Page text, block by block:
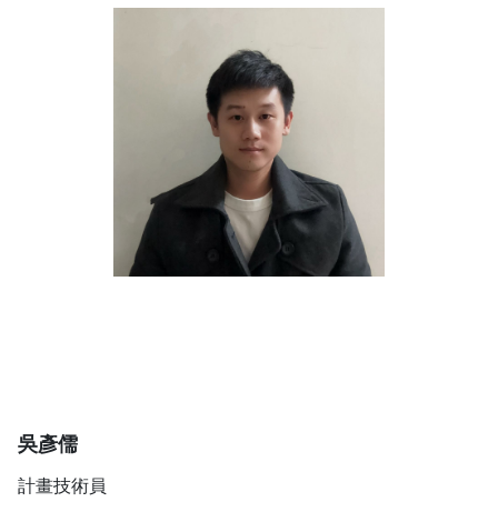
吳彥儒
計畫技術員